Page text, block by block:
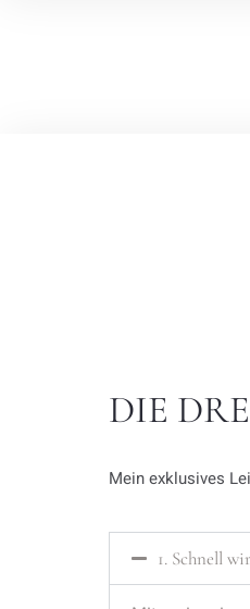
DIE
Mein exklusives
1. Schnell